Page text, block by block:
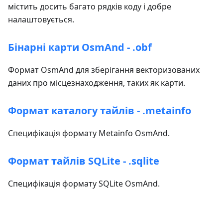
містить досить багато рядків коду і добре
налаштовується.
Бінарні карти OsmAnd - .obf
Формат OsmAnd для зберігання векторизованих
даних про місцезнаходження, таких як карти.
Формат каталогу тайлів - .metainfo
Специфікація формату Metainfo OsmAnd.
Формат тайлів SQLite - .sqlite
Специфікація формату SQLite OsmAnd.